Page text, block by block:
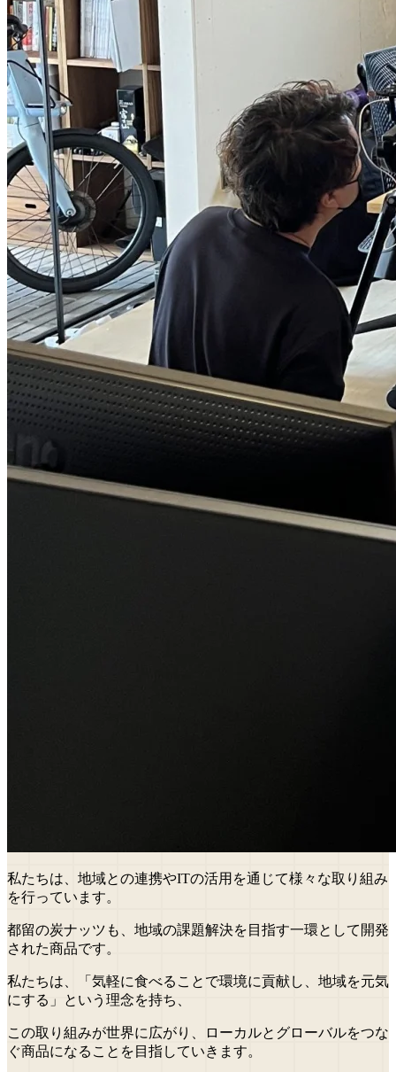
私たちは、地域との連携やITの活用を通じて様々な取り組み
を行っています。
都留の炭ナッツも、地域の課題解決を目指す一環として開発
された商品です。
私たちは、「気軽に食べることで環境に貢献し、地域を元気
にする」という理念を持ち、
この取り組みが世界に広がり、ローカルとグローバルをつな
ぐ商品になることを目指していきます。